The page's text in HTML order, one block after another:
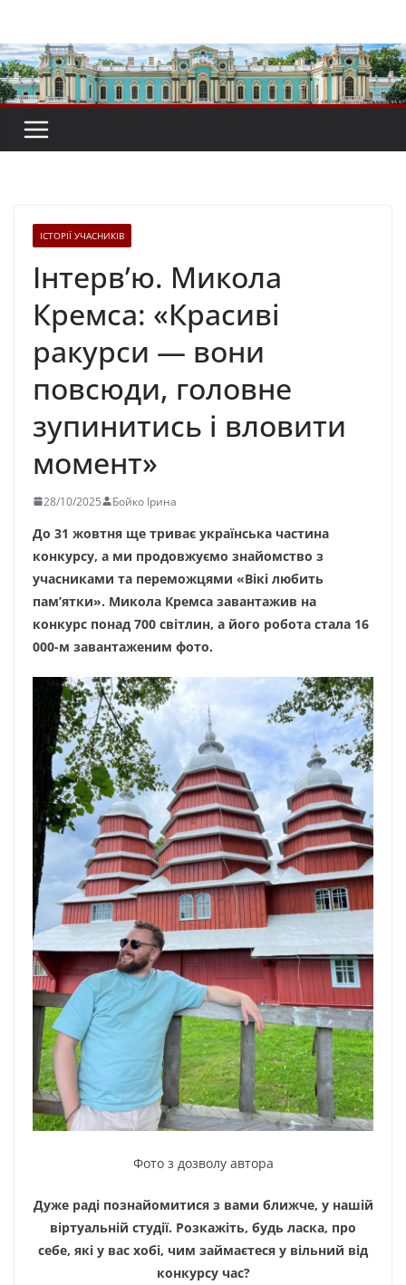
вмісту
ІСТОРІЇ УЧАСНИКІВ
Інтерв’ю. Микола
Кремса: «Красиві
ракурси — вони
повсюди, головне
зупинитись і вловити
момент»
28/10/2025 Бойко Ірина
До 31 жовтня ще триває українська частина
конкурсу, а ми продовжуємо знайомство з
учасниками та переможцями «Вікі любить
пам’ятки». Микола Кремса завантажив на
конкурс понад 700 світлин, а його робота стала 16
000-м завантаженим фото.
Фото з дозволу автора
Дуже раді познайомитися з вами ближче, у нашій
віртуальній студії. Розкажіть, будь ласка, про
себе, які у вас хобі, чим займаєтеся у вільний від
конкурсу час?